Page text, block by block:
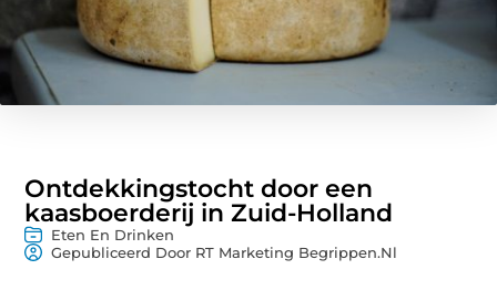
Ontdekkingstocht door een
kaasboerderij in Zuid-Holland
Eten En Drinken
Gepubliceerd Door RT Marketing Begrippen.nl